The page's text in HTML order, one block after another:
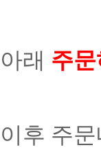
아래 주
이후 주